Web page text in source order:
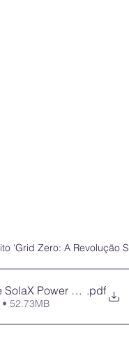
‘Grid Zero: A Revolução
Power Revisado
.pdf
52.73MB